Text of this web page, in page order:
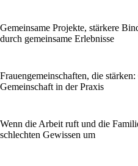
Gemeinsame Projekte, stärkere
durch gemeinsame Erlebnisse
Frauengemeinschaften, die
Gemeinschaft in der Praxis
Wenn die Arbeit ruft und die
schlechten Gewissen um